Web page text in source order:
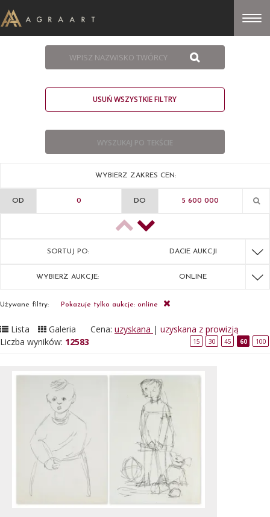
USUŃ WSZYSTKIE FILTRY
WYBIERZ ZAKRES CEN:
OD DO
SORTUJ PO: DACIE AUKCJI
WYBIERZ AUKCJE: ONLINE
Używane filtry: Pokazuje tylko aukcje: online
Lista Galeria Cena: uzyskana | uzyskana z prowizją
Liczba wyników: 12583 15 30 45 60 100